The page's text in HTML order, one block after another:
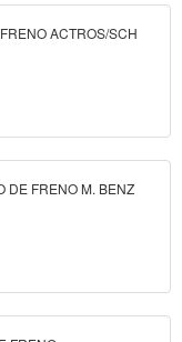
ACTROS/SCH
DE FRENO M. BENZ